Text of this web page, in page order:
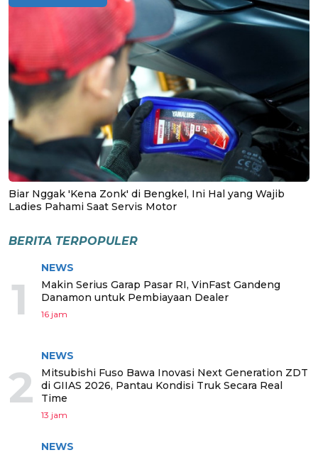
Biar Nggak 'Kena Zonk' di Bengkel, Ini Hal yang Wajib
Ladies Pahami Saat Servis Motor
BERITA TERPOPULER
1
NEWS
Makin Serius Garap Pasar RI, VinFast Gandeng
Danamon untuk Pembiayaan Dealer
16 jam
2
NEWS
Mitsubishi Fuso Bawa Inovasi Next Generation ZDT
di GIIAS 2026, Pantau Kondisi Truk Secara Real
Time
13 jam
NEWS